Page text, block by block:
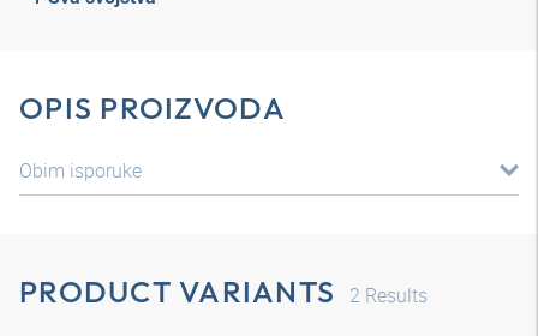
OPIS PROIZVODA
Obim isporuke
PRODUCT VARIANTS 2 Results